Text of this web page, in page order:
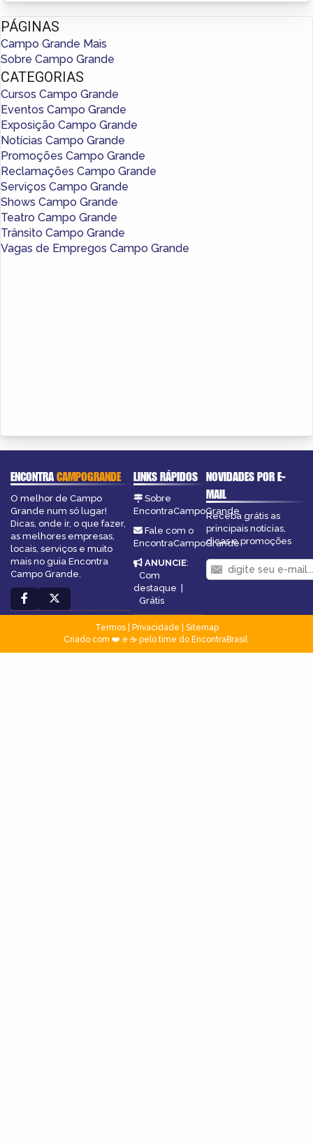
PÁGINAS
Campo Grande Mais
Sobre Campo Grande
CATEGORIAS
Cursos Campo Grande
Eventos Campo Grande
Exposição Campo Grande
Notícias Campo Grande
Promoções Campo Grande
Reclamações Campo Grande
Serviços Campo Grande
Shows Campo Grande
Teatro Campo Grande
Trânsito Campo Grande
Vagas de Empregos Campo Grande
ENCONTRACAMPOGRANDE
O melhor de Campo
Grande num só lugar!
Dicas, onde ir, o que fazer,
as melhores empresas,
locais, serviços e muito
mais no guia Encontra
Campo Grande.
LINKS RÁPIDOS
Sobre
EncontraCampoGrande
Fale com o
EncontraCampoGrande
ANUNCIE:
Com
destaque |
Grátis
NOVIDADES POR E-
MAIL
Receba grátis as
principais notícias,
dicas e promoções
Termos| Privacidade
Sitemap
Criado com ❤️ e ☕ pelo time do EncontraBrasil